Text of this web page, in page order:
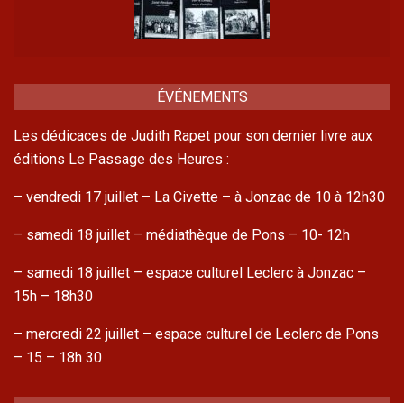
ÉVÉNEMENTS
Les dédicaces de Judith Rapet pour son dernier livre aux
éditions Le Passage des Heures :
– vendredi 17 juillet – La Civette – à Jonzac de 10 à 12h30
– samedi 18 juillet – médiathèque de Pons – 10- 12h
– samedi 18 juillet – espace culturel Leclerc à Jonzac –
15h – 18h30
– mercredi 22 juillet – espace culturel de Leclerc de Pons
– 15 – 18h 30